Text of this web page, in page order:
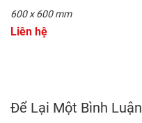
600 x 600 mm
Liên hệ
Để Lại Một Bình Luận